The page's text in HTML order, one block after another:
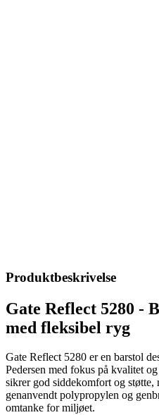
Produktbeskrivelse
Gate Reflect 5280 -
med fleksibel ryg
Gate Reflect 5280 er en barstol
Pedersen med fokus på kvalitet
sikrer god siddekomfort og støtte,
genanvendt polypropylen og
omtanke for miljøet.